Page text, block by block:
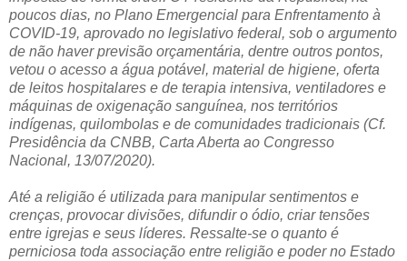
poucos dias, no Plano Emergencial para Enfrentamento à
COVID-19, aprovado no legislativo federal, sob o argumento
de não haver previsão orçamentária, dentre outros pontos,
vetou o acesso a água potável, material de higiene, oferta
de leitos hospitalares e de terapia intensiva, ventiladores e
máquinas de oxigenação sanguínea, nos territórios
indígenas, quilombolas e de comunidades tradicionais (Cf.
Presidência da CNBB, Carta Aberta ao Congresso
Nacional, 13/07/2020).
Até a religião é utilizada para manipular sentimentos e
crenças, provocar divisões, difundir o ódio, criar tensões
entre igrejas e seus líderes. Ressalte-se o quanto é
perniciosa toda associação entre religião e poder no Estado